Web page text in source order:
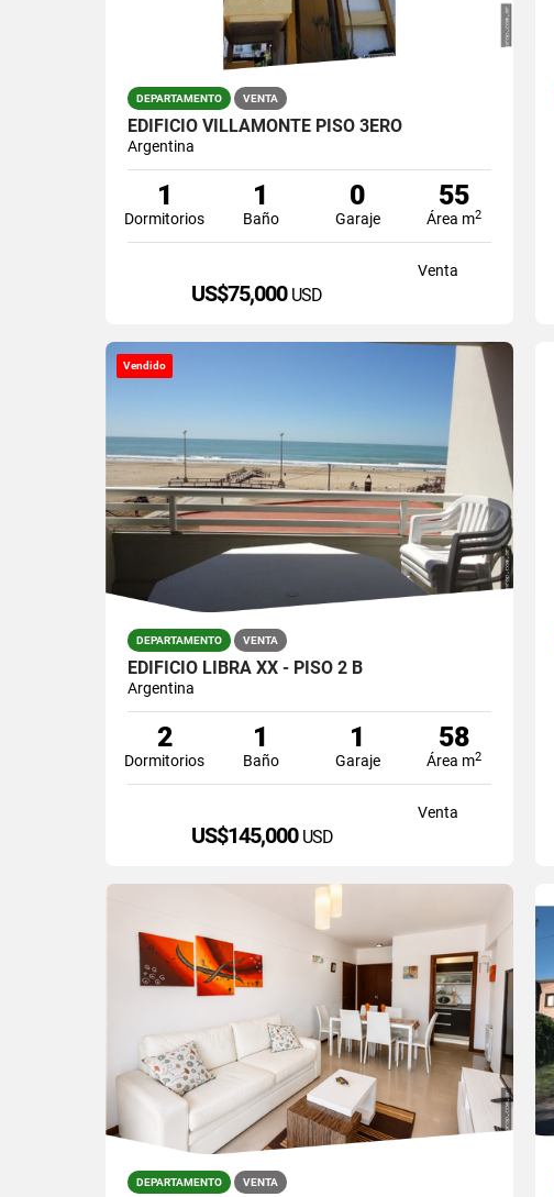
DEPARTAMENTO VENTA
EDIFICIO VILLAMONTE PISO 3ERO
Argentina
1
Dormitorios
1
Baño
0
Garaje
55
Área m2
Venta
US$75,000 USD
Vendido
DEPARTAMENTO VENTA
EDIFICIO LIBRA XX - PISO 2 B
Argentina
2
Dormitorios
1
Baño
1
Garaje
58
Área m2
Venta
US$145,000 USD
DEPARTAMENTO VENTA